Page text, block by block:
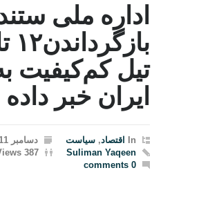
اداره ملی
تیل کم‌کیفیت
ایران خبر
In اقتصاد, سیاست
دسامبر 11, 2023
Suliman Yaqeen
387 Views
0 comments